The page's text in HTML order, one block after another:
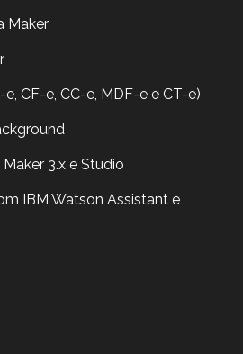
Maker
CF-e, CC-e, MDF-e e CT-e)
3.x e Studio
IBM Watson Assistant e